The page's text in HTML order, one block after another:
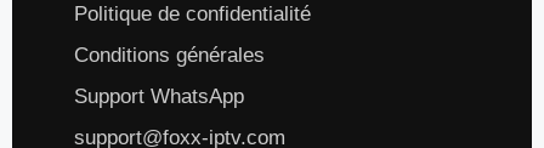
Politique de confidentialité
Conditions générales
Support WhatsApp
support@foxx-iptv.com